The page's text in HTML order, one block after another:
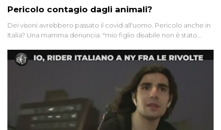
Pericolo contagio dagli animali?
Dei visoni avrebbero passato il covid all'uomo. Pericolo anche in
Italia? Una mamma denuncia: "mio figlio disabile non è stato
torniamo a parlare di rider, in Italia e tra le corse clandestine di
New York